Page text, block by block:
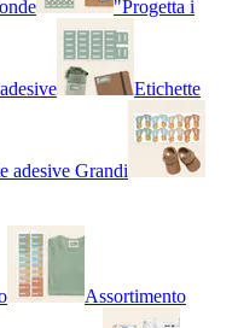
"Progetta i
Etichette
adesive Grandi
Assortimento